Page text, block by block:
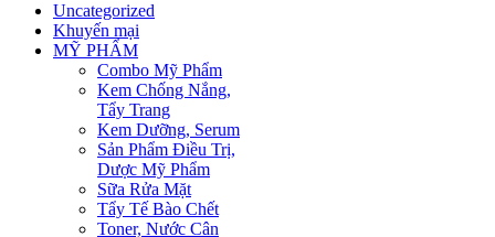
Uncategorized
Khuyến mại
MỸ PHẨM
Combo Mỹ Phẩm
Kem Chống Nắng,
Tẩy Trang
Kem Dưỡng, Serum
Sản Phẩm Điều Trị,
Dược Mỹ Phẩm
Sữa Rửa Mặt
Tẩy Tế Bào Chết
Toner, Nước Cân